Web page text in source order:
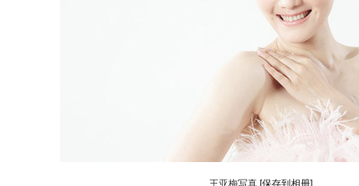
王亚梅写真 [保存到相册]